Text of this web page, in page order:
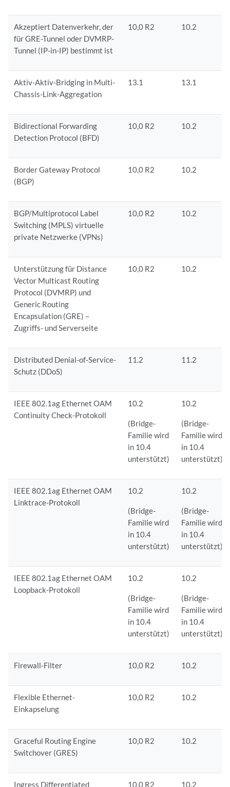
Akzeptiert Datenverkehr, der
für GRE-Tunnel oder DVMRP-
Tunnel (IP-in-IP) bestimmt ist
10,0 R2 10.2
Aktiv-Aktiv-Bridging in Multi-
Chassis-Link-Aggregation
13.1 13.1
Bidirectional Forwarding
Detection Protocol (BFD)
10,0 R2 10.2
Border Gateway Protocol
(BGP)
10,0 R2 10.2
BGP/Multiprotocol Label
Switching (MPLS) virtuelle
private Netzwerke (VPNs)
10,0 R2 10.2
Unterstützung für Distance
Vector Multicast Routing
Protocol (DVMRP) und
Generic Routing
Encapsulation (GRE) –
Zugriffs- und Serverseite
10,0 R2 10.2
Distributed Denial-of-Service-
Schutz (DDoS)
11.2 11.2
IEEE 802.1ag Ethernet OAM
Continuity Check-Protokoll
10.2
(Bridge-
Familie wird
in 10.4
unterstützt)
10.2
(Bridge-
Familie wird
in 10.4
unterstützt)
IEEE 802.1ag Ethernet OAM
Linktrace-Protokoll
10.2
(Bridge-
Familie wird
in 10.4
unterstützt)
10.2
(Bridge-
Familie wird
in 10.4
unterstützt)
IEEE 802.1ag Ethernet OAM
Loopback-Protokoll
10.2
(Bridge-
Familie wird
in 10.4
unterstützt)
10.2
(Bridge-
Familie wird
in 10.4
unterstützt)
Firewall-Filter 10,0 R2 10.2
Flexible Ethernet-
Einkapselung
10,0 R2 10.2
Graceful Routing Engine
Switchover (GRES)
10,0 R2 10.2
Ingress Differentiated 10,0 R2 10.2